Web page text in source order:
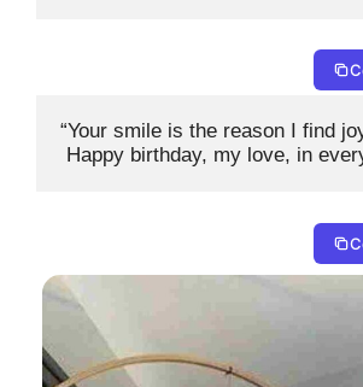
“Your smile is the reason I find
Happy birthday, my love, in